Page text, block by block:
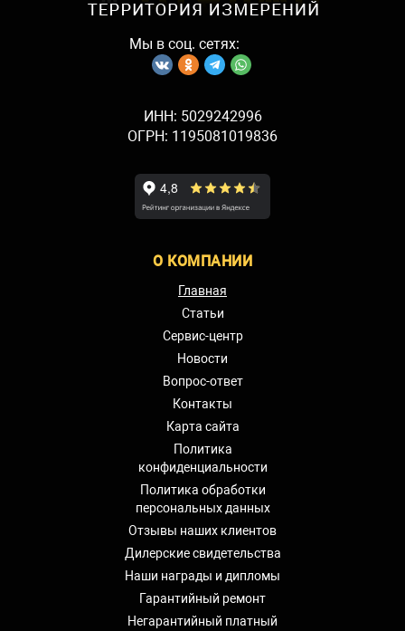
Мы в соц. сетях:
ИНН: 5029242996
ОГРН: 1195081019836
О КОМПАНИИ
Главная
Статьи
Сервис-центр
Новости
Вопрос-ответ
Контакты
Карта сайта
Политика
конфиденциальности
Политика обработки
персональных данных
Отзывы наших клиентов
Дилерские свидетельства
Наши награды и дипломы
Гарантийный ремонт
Негарантийный платный